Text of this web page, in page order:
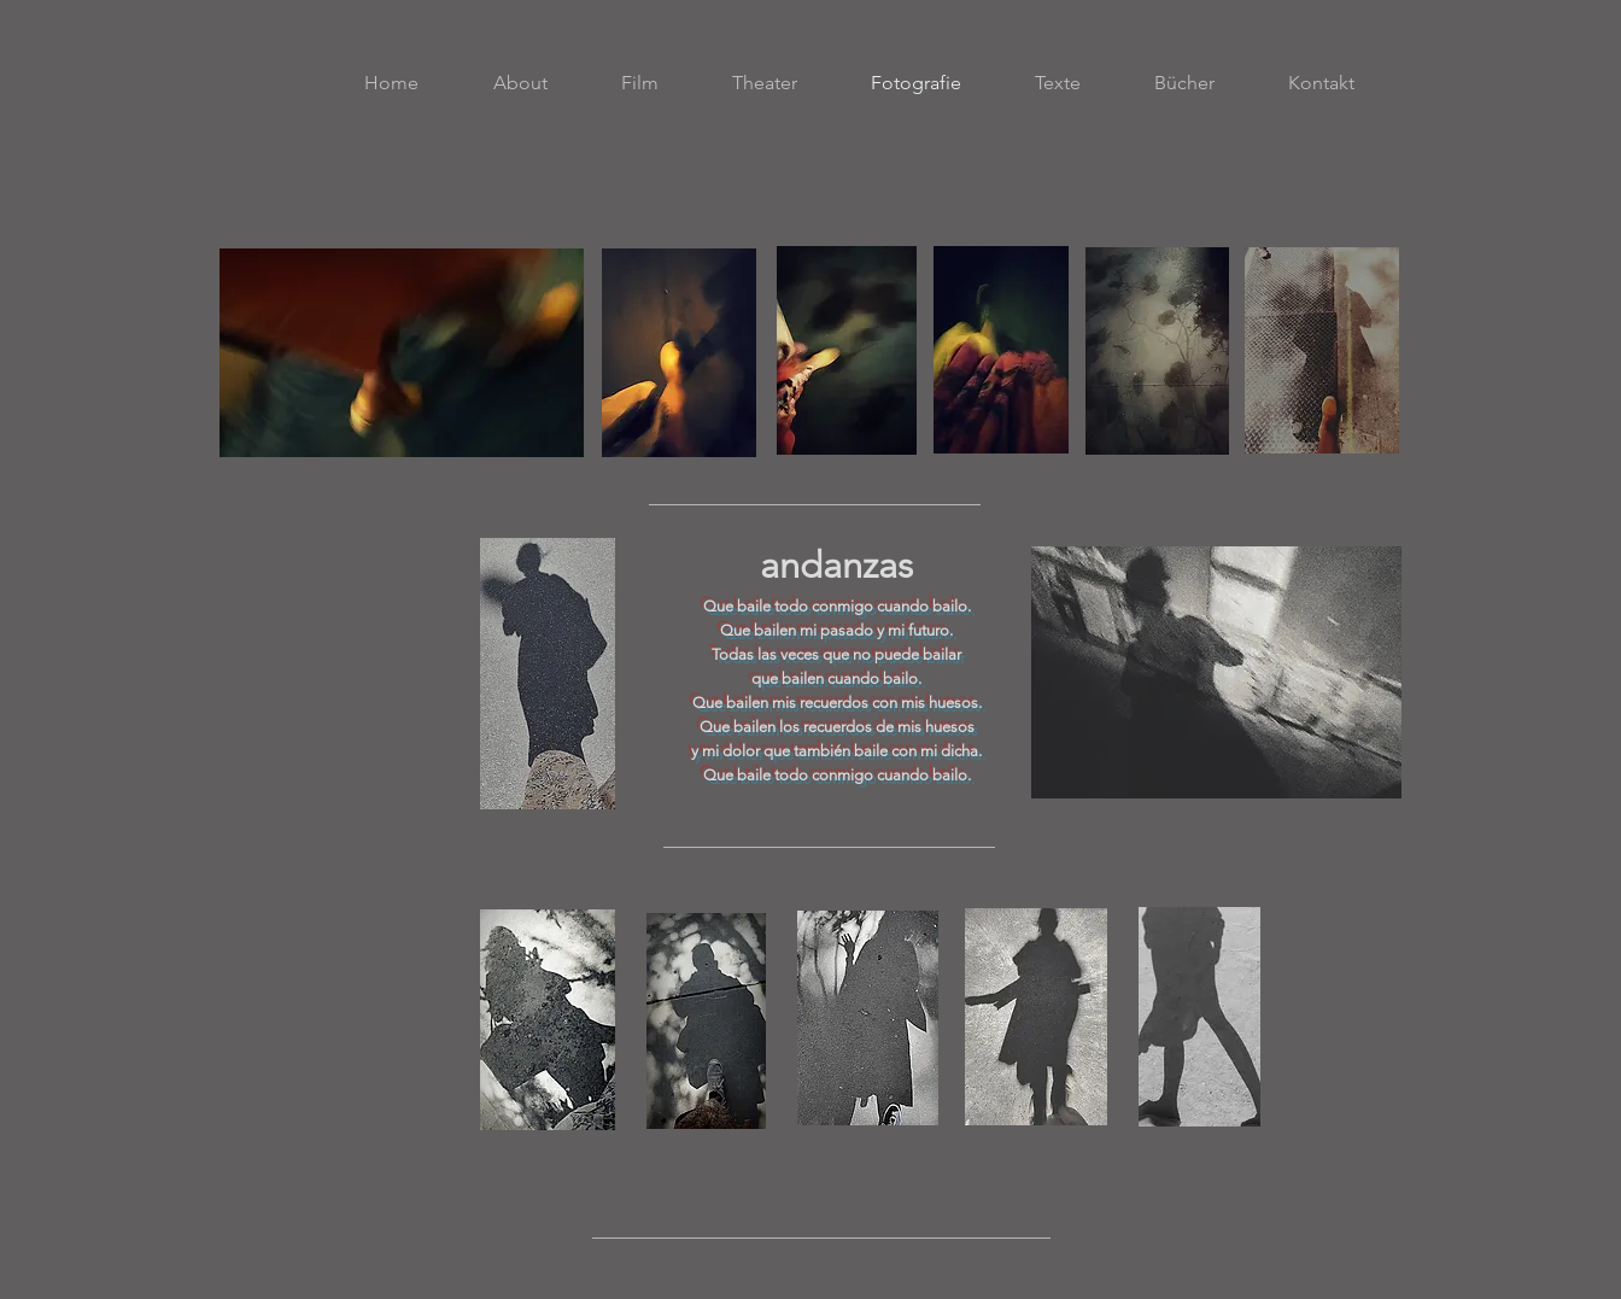
Home About Film Theater Fotografie Texte Bücher Kontakt
andanzas
Que baile todo conmigo cuando bailo.
Que bailen mi pasado y mi futuro.
Todas las veces que no puede bailar
que bailen cuando bailo.
Que bailen mis recuerdos con mis huesos.
Que bailen los recuerdos de mis huesos
y mi dolor que también baile con mi dicha.
Que baile todo conmigo cuando bailo.